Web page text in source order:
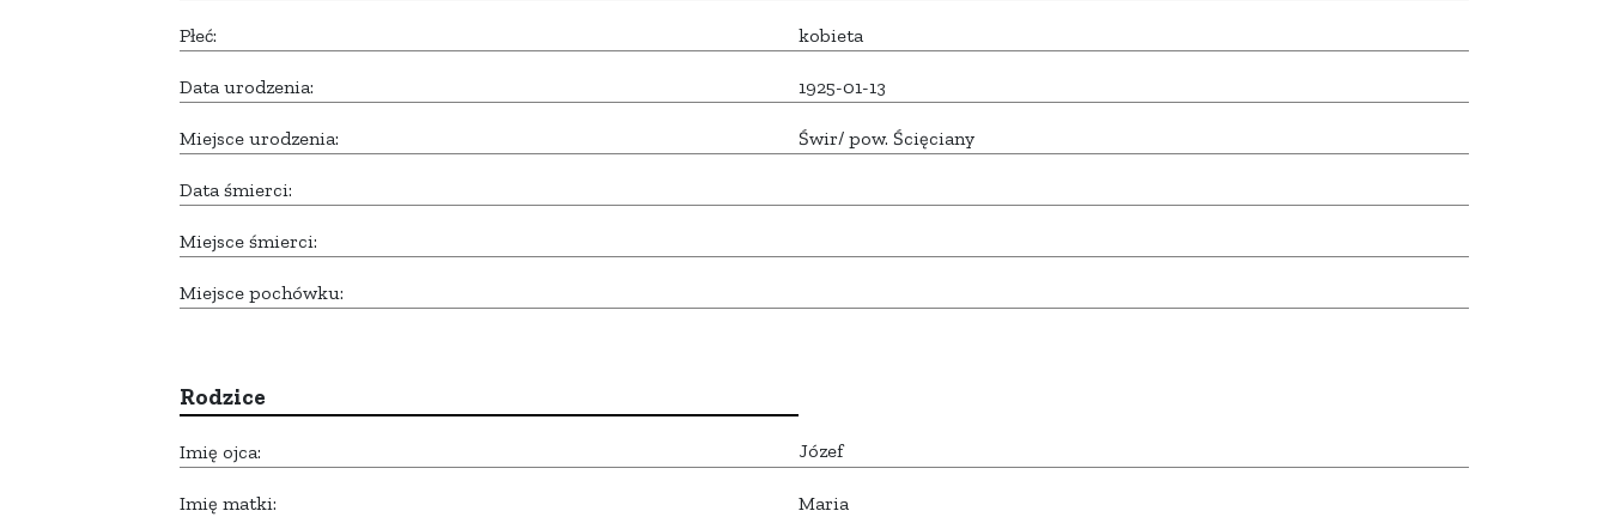
Płeć: kobieta
Data urodzenia: 1925-01-13
Miejsce urodzenia: Świr/ pow. Ścięciany
Data śmierci:
Miejsce śmierci:
Miejsce pochówku:
Rodzice
Imię ojca: Józef
Imię matki: Maria